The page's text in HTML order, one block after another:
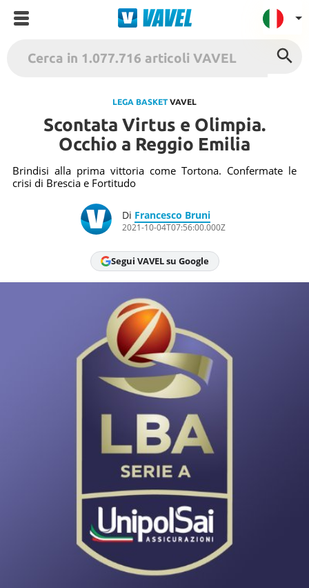
UK
Spagna
México
LEGA BASKETVAVEL
Scontata Virtus e Olimpia.
Occhio a Reggio Emilia
Brindisi alla prima vittoria come Tortona. Confermate le
crisi di Brescia e Fortitudo
Di Francesco Bruni
2021-10-04T07:56:00.000Z
Segui VAVEL su Google